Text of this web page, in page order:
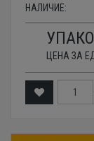
НАЛИЧИЕ:
ЦЕНА ЗА